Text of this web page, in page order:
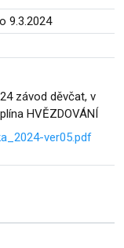
9.3.2024
závod děvčat, v
HVĚZDOVÁNÍ
ver05.pdf